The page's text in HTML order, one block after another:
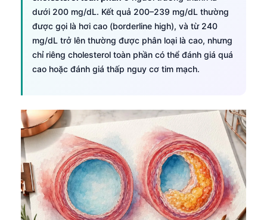
dưới 200 mg/dL. Kết quả 200–239 mg/dL thường
được gọi là hơi cao (borderline high), và từ 240
mg/dL trở lên thường được phân loại là cao, nhưng
chỉ riêng cholesterol toàn phần có thể đánh giá quá
cao hoặc đánh giá thấp nguy cơ tim mạch.